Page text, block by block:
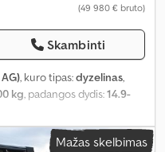
(49 980 € bruto)
Skambinti
, kuro tipas:dyzelinas,
kg , padangos dydis:14.9-
valandos:
1802516, Įranga:UVV
trauki kontrolė, visų
Mažas skelbimas